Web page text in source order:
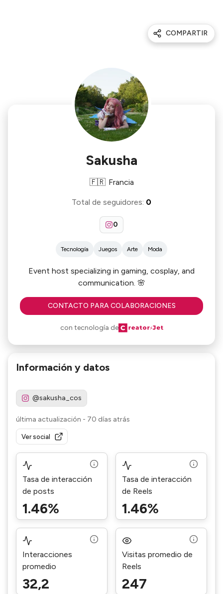
COMPARTIR
Sakusha
🇫🇷 Francia
Total de seguidores: 0
0
Tecnología Juegos Arte Moda
Event host specializing in gaming, cosplay, and
communication. 🌸​
CONTACTO PARA COLABORACIONES
con tecnología de
Información y datos
@sakusha_cos
última actualización - 70 días atrás
Ver social
Tasa de interacción
de posts
1.46%
Tasa de interacción
de Reels
1.46%
Interacciones
promedio
32,2
Visitas promedio de
Reels
247